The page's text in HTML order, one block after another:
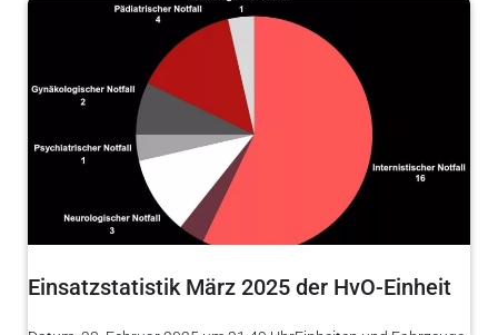
Einsatzstatistik März 2025 der HvO-Einheit